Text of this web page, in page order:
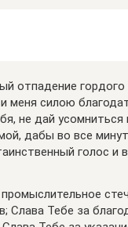
отпадение гордого
меня силою
не дай усомниться
дабы во все
голос и
Слава Тебе за